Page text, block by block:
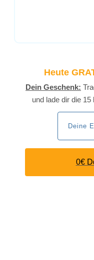
Heute
Dein Geschenk:
und lade dir die
0€